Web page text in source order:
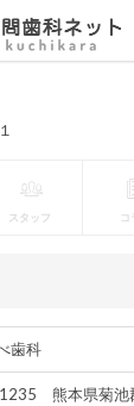
スタッフ コ
歯科
熊本県菊池